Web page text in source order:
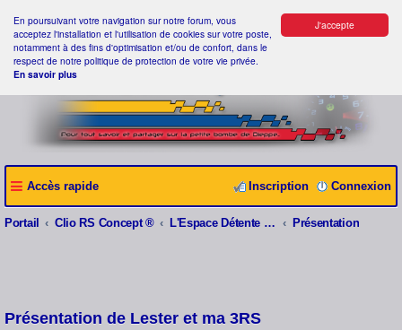
J'accepte
En poursuivant votre navigation sur notre forum, vous
acceptez l'installation et l'utilisation de cookies sur votre poste,
notamment à des fins d'optimisation et/ou de confort, dans le
respect de notre politique de protection de votre vie privée.
En savoir plus
Accès rapide Connexion
Inscription
Portail Clio RS Concept ® L'Espace Détente Clio RS Concept ® Présentation
Présentation de Lester et ma 3RS